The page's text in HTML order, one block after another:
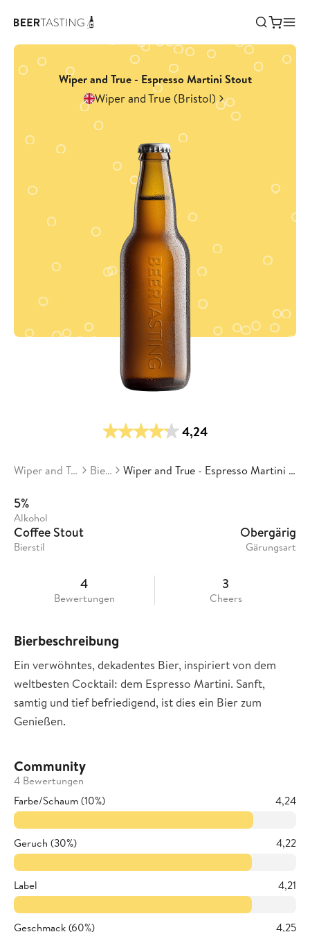
Wiper and True - Espresso Martini Stout
Wiper and True (Bristol)
4,24
Wiper and True Biere Wiper and True - Espresso Martini Stout
5%
Alkohol
Coffee Stout
Bierstil
Obergärig
Gärungsart
4
Bewertungen
3
Cheers
Bierbeschreibung
Ein verwöhntes, dekadentes Bier, inspiriert von dem
weltbesten Cocktail: dem Espresso Martini. Sanft,
samtig und tief befriedigend, ist dies ein Bier zum
Genießen.
Community
4 Bewertungen
Farbe/Schaum (10%)
4,24
Geruch (30%) 4,22
Label 4,21
Geschmack (60%) 4,25